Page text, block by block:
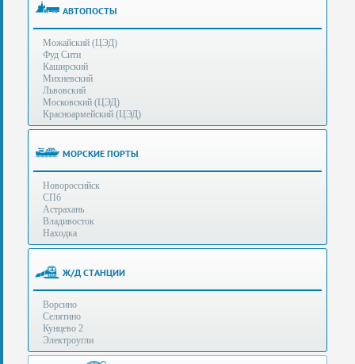
оформления
рекомендует
Таможенные
процедуры
(особенности):
Полезная
информация
Стоимость
услуг
Контакты
Заказать
звонок
Сделать
запрос
АВТОПОСТЫ
Можайский (ЦЭД)
Фуд Сити
Каширский
Михневский
Львовский
Московский (ЦЭД)
Красноармейский (ЦЭД)
МОРСКИЕ ПОРТЫ
Новороссийск
СПб
Астрахань
Владивосток
Находка
Ж/Д СТАНЦИИ
Ворсино
Селятино
Кунцево 2
Электроугли